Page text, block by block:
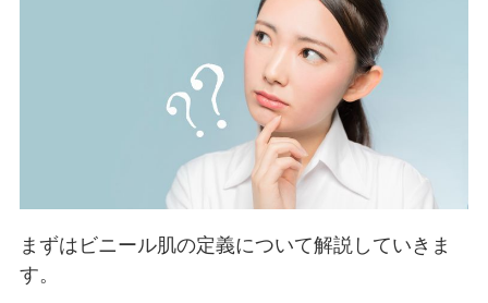
まずはビニール肌の定義について解説していきま
す。